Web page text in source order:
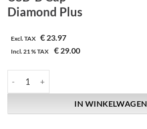
Diamond Plus
Excl. TAX € 23.97
Incl.21 %TAX € 29.00
IN WINKELWAGEN